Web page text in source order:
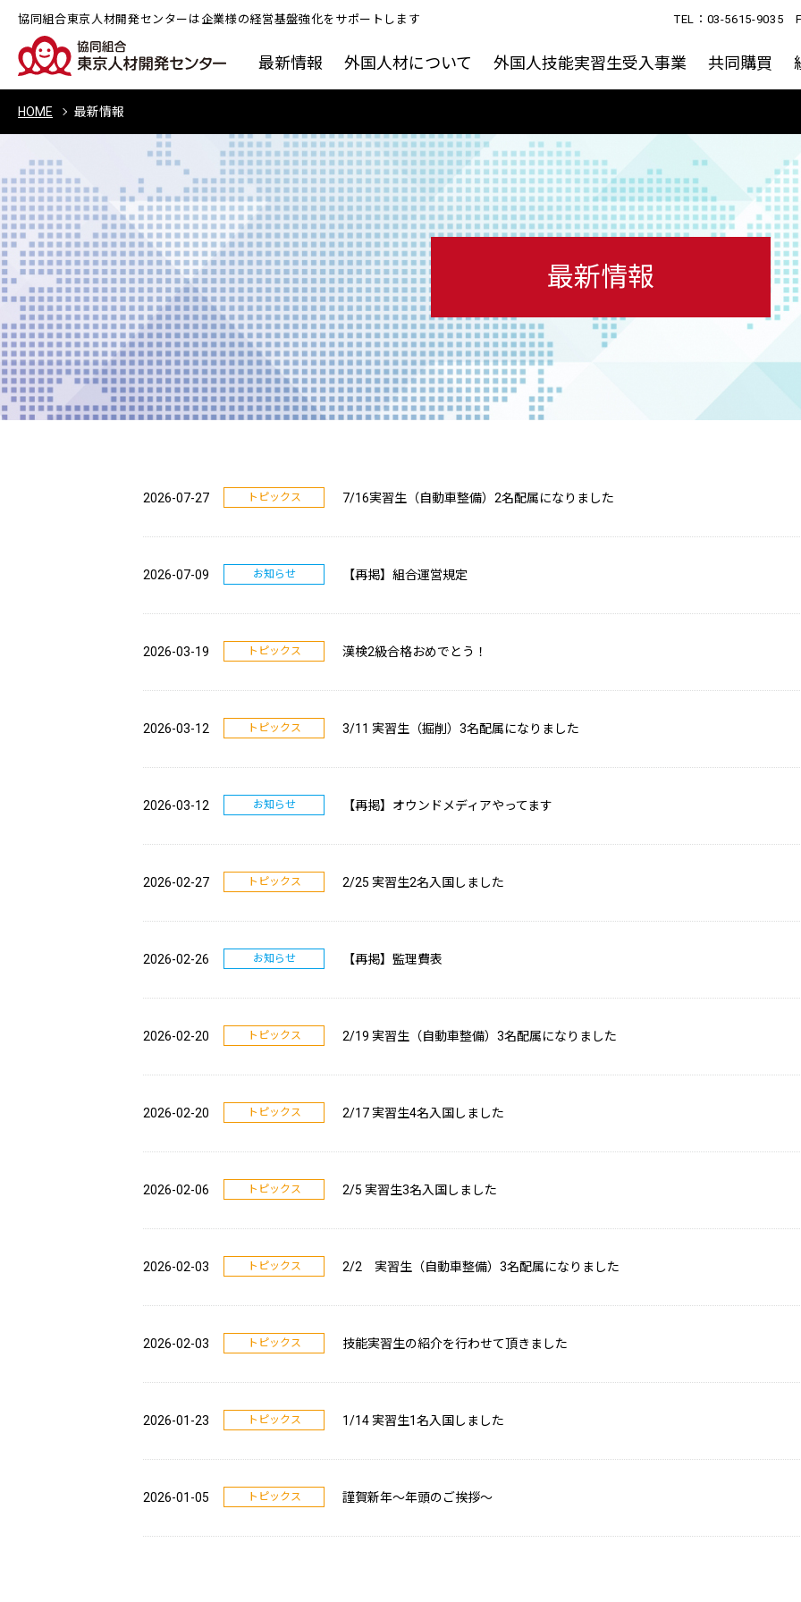
協同組合東京人材開発センターは企業様の経営基盤強化をサポートします TEL：03-5615-9035
最新情報 外国人材について 外国人技能実習生受入事業 共同購買
HOME 最新情報
最新情報
2026-07-27 トピックス 7/16実習生（自動車整備）2名配属になりました
2026-07-09 お知らせ 【再掲】組合運営規定
2026-03-19 トピックス 漢検2級合格おめでとう！
2026-03-12 トピックス 3/11 実習生（掘削）3名配属になりました
2026-03-12 お知らせ 【再掲】オウンドメディアやってます
2026-02-27 トピックス 2/25 実習生2名入国しました
2026-02-26 お知らせ 【再掲】監理費表
2026-02-20 トピックス 2/19 実習生（自動車整備）3名配属になりました
2026-02-20 トピックス 2/17 実習生4名入国しました
2026-02-06 トピックス 2/5 実習生3名入国しました
2026-02-03 トピックス 2/2 実習生（自動車整備）3名配属になりました
2026-02-03 トピックス 技能実習生の紹介を行わせて頂きました
2026-01-23 トピックス 1/14 実習生1名入国しました
2026-01-05 トピックス 謹賀新年～年頭のご挨拶～